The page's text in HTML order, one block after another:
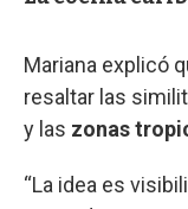
Mariana explicó
resaltar las
y las zonas
“La idea es